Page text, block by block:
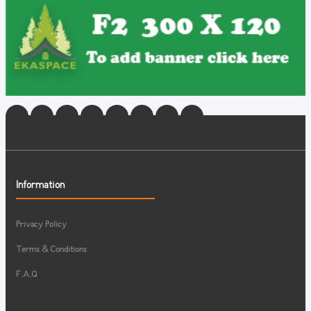
Information
Privacy Policy
Terms & Conditions
F.A.Q